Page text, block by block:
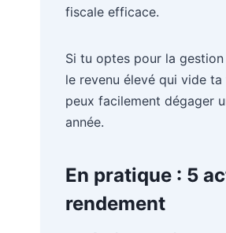
fiscale efficace.
Si tu optes pour la
le revenu élevé qui vide
peux facilement dégager
année.
En pratique : 5
rendement